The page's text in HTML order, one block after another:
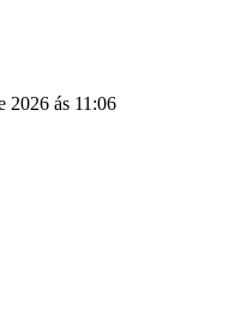
2026 ás 11:06